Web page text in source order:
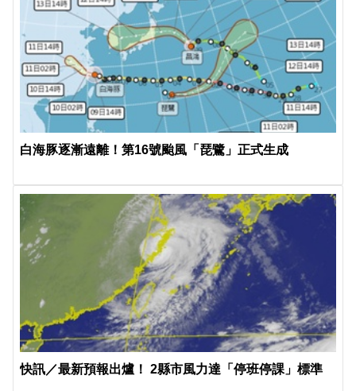
白海豚逐漸遠離！第16號颱風「琵鷺」正式生成
快訊／最新預報出爐！ 2縣市風力達「停班停課」標準